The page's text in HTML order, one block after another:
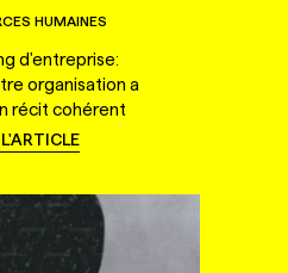
HUMAINES
d'entreprise:
organisation a
récit cohérent